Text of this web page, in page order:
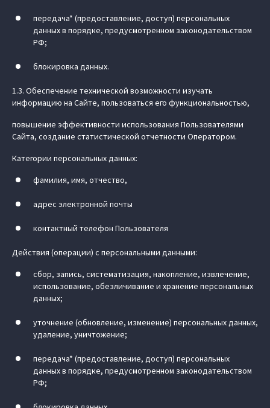
передача* (предоставление, доступ) персональных
данных в порядке, предусмотренном законодательством
РФ;
блокировка данных.
1.3. Обеспечение технической возможности изучать
информацию на Сайте, пользоваться его функциональностью,
повышение эффективности использования Пользователями
Сайта, создание статистической отчетности Оператором.
Категории персональных данных:
фамилия, имя, отчество,
адрес электронной почты
контактный телефон Пользователя
Действия (операции) с персональными данными:
сбор, запись, систематизация, накопление, извлечение,
использование, обезличивание и хранение персональных
данных;
уточнение (обновление, изменение) персональных данных,
удаление, уничтожение;
передача* (предоставление, доступ) персональных
данных в порядке, предусмотренном законодательством
РФ;